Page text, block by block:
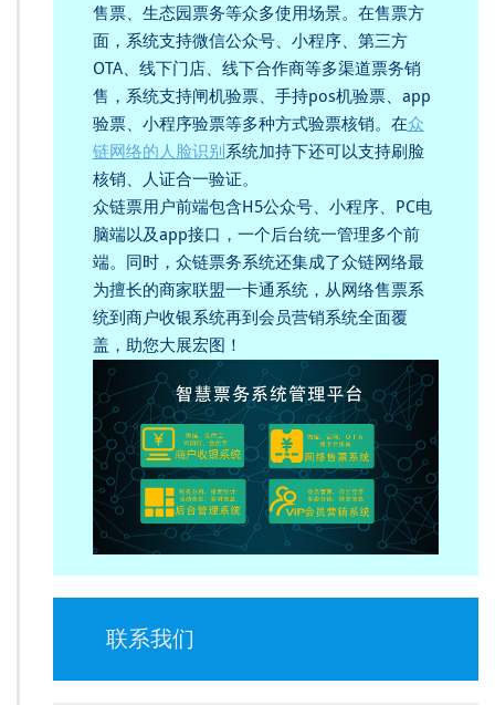
售票、生态园票务等众多使用场景。在售票方
面，系统支持微信公众号、小程序、第三方
OTA、线下门店、线下合作商等多渠道票务销
售，系统支持闸机验票、手持pos机验票、app
验票、小程序验票等多种方式验票核销。在众
链网络的人脸识别 系统加持下还可以支持刷脸
核销、人证合一验证。
众链票用户前端包含H5公众号、小程序、PC电
脑端以及app接口，一个后台统一管理多个前
端。同时，众链票务系统还集成了众链网络最
为擅长的商家联盟一卡通系统，从网络售票系
统到商户收银系统再到会员营销系统全面覆
盖，助您大展宏图！
联系我们